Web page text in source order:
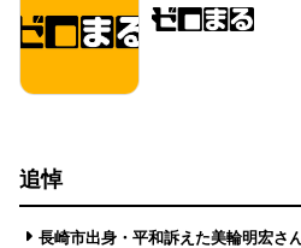
追悼
長崎市出身・平和訴えた美輪明宏